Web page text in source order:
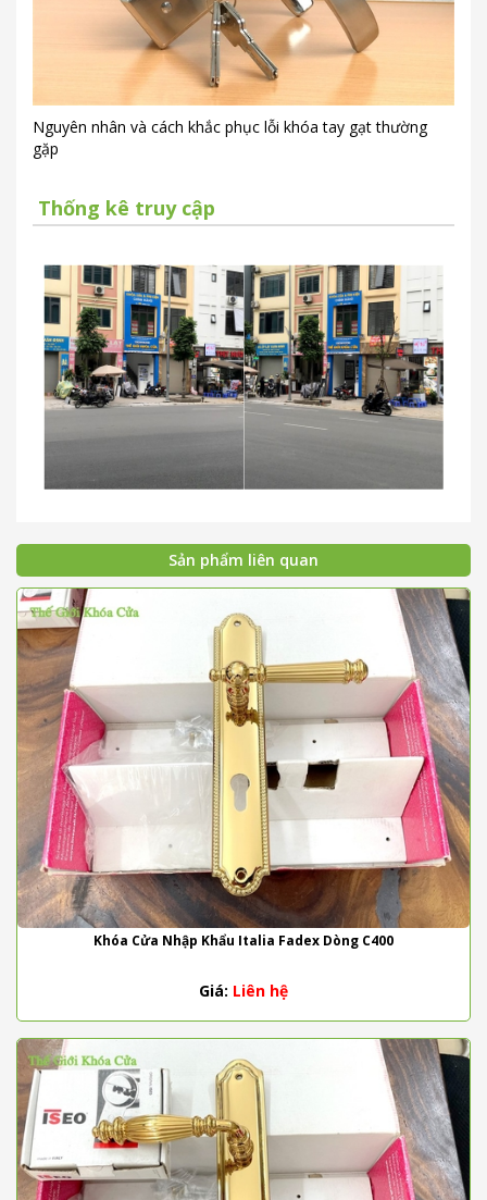
Nguyên nhân và cách khắc phục lỗi khóa tay gạt thường
gặp
Thống kê truy cập
Sản phẩm liên quan
Khóa Cửa Nhập Khẩu Italia Fadex Dòng C400
Giá: Liên hệ